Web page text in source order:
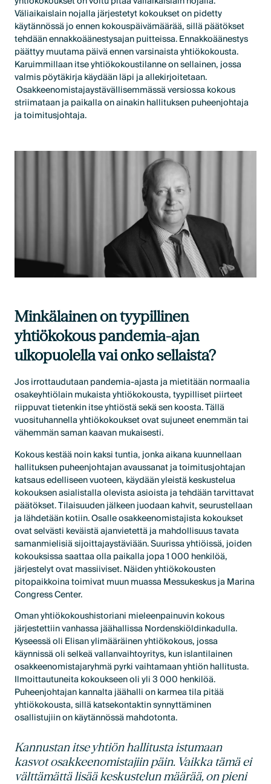
Väliaikaislain nojalla järjestetyt kokoukset on pidetty
käytännössä jo ennen kokouspäivämäärää, sillä päätökset
tehdään ennakkoäänestysajan puitteissa. Ennakkoäänestys
päättyy muutama päivä ennen varsinaista yhtiökokousta.
Karuimmillaan itse yhtiökokoustilanne on sellainen, jossa
valmis pöytäkirja käydään läpi ja allekirjoitetaan.
Osakkeenomistajaystävällisemmässä versiossa kokous
striimataan ja paikalla on ainakin hallituksen puheenjohtaja
ja toimitusjohtaja.
Minkälainen on tyypillinen
yhtiökokous pandemia-ajan
ulkopuolella vai onko sellaista?
Jos irrottaudutaan pandemia-ajasta ja mietitään normaalia
osakeyhtiölain mukaista yhtiökokousta, tyypilliset piirteet
riippuvat tietenkin itse yhtiöstä sekä sen koosta. Tällä
vuosituhannella yhtiökokoukset ovat sujuneet enemmän tai
vähemmän saman kaavan mukaisesti.
Kokous kestää noin kaksi tuntia, jonka aikana kuunnellaan
hallituksen puheenjohtajan avaussanat ja toimitusjohtajan
katsaus edelliseen vuoteen, käydään yleistä keskustelua
kokouksen asialistalla olevista asioista ja tehdään tarvittavat
päätökset. Tilaisuuden jälkeen juodaan kahvit, seurustellaan
ja lähdetään kotiin. Osalle osakkeenomistajista kokoukset
ovat selvästi keväistä ajanvietettä ja mahdollisuus tavata
samanmielisiä sijoittajaystäviään. Suurissa yhtiöissä, joiden
kokouksissa saattaa olla paikalla jopa 1 000 henkilöä,
järjestelyt ovat massiiviset. Näiden yhtiökokousten
pitopaikkoina toimivat muun muassa Messukeskus ja Marina
Congress Center.
Oman yhtiökokoushistoriani mieleenpainuvin kokous
järjestettiin vanhassa jäähallissa Nordenskiöldinkadulla.
Kyseessä oli Elisan ylimääräinen yhtiökokous, jossa
käynnissä oli selkeä vallanvaihtoyritys, kun islantilainen
osakkeenomistajaryhmä pyrki vaihtamaan yhtiön hallitusta.
Ilmoittautuneita kokoukseen oli yli 3 000 henkilöä.
Puheenjohtajan kannalta jäähalli on karmea tila pitää
yhtiökokousta, sillä katsekontaktin synnyttäminen
osallistujiin on käytännössä mahdotonta.
Kannustan itse yhtiön hallitusta istumaan
kasvot osakkeenomistajiin päin. Vaikka tämä ei
välttämättä lisää keskustelun määrää, on pieni